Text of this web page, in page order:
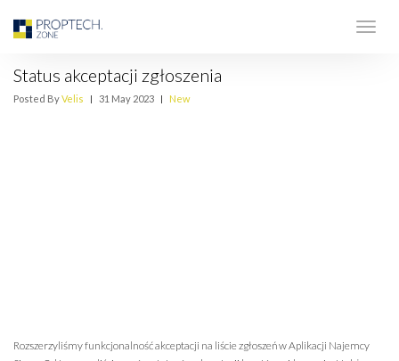
Status akceptacji zgłoszenia
Posted ByVelis | 31 May 2023 | New
Rozszerzyliśmy funkcjonalność akceptacji na liście zgłoszeń w Aplikacji Najemcy